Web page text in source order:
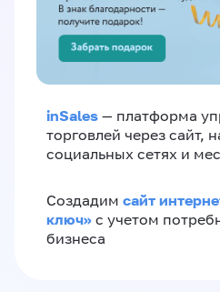
inSales — платформа
торговлей через сайт,
социальных сетях и
Создадим сайт
ключ» с учетом
бизнеса